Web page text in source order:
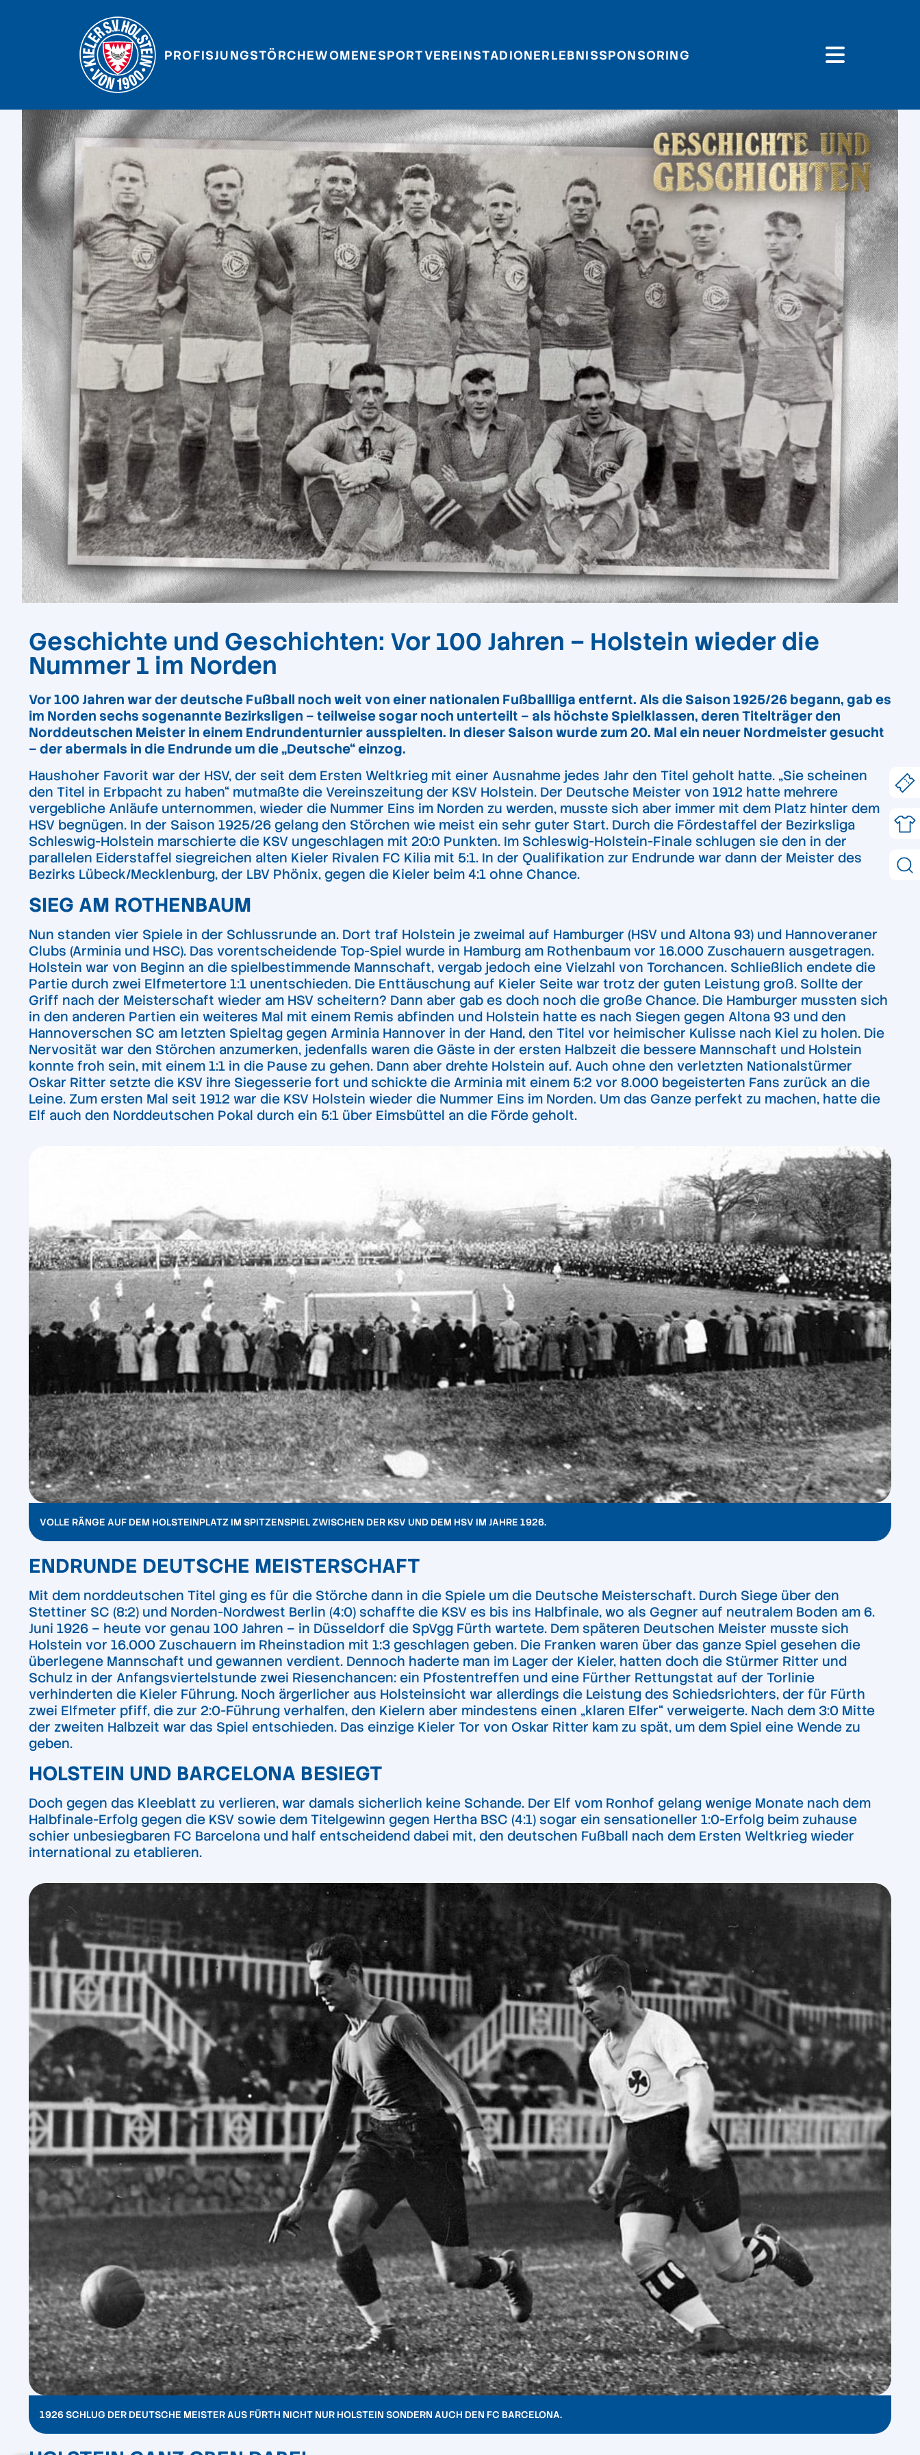
PROFISJUNGSTÖRCHEWOMENESPORTVEREINSTADIONERLEBNISSPONSORING
Geschichte und Geschichten: Vor 100 Jahren – Holstein wieder die
Nummer 1 im Norden
Vor 100 Jahren war der deutsche Fußball noch weit von einer nationalen Fußballliga entfernt. Als die Saison 1925/26 begann, gab es
im Norden sechs sogenannte Bezirksligen – teilweise sogar noch unterteilt – als höchste Spielklassen, deren Titelträger den
Norddeutschen Meister in einem Endrundenturnier ausspielten. In dieser Saison wurde zum 20. Mal ein neuer Nordmeister gesucht
– der abermals in die Endrunde um die „Deutsche“ einzog.
Haushoher Favorit war der HSV, der seit dem Ersten Weltkrieg mit einer Ausnahme jedes Jahr den Titel geholt hatte. „Sie scheinen
den Titel in Erbpacht zu haben“ mutmaßte die Vereinszeitung der KSV Holstein. Der Deutsche Meister von 1912 hatte mehrere
vergebliche Anläufe unternommen, wieder die Nummer Eins im Norden zu werden, musste sich aber immer mit dem Platz hinter dem
HSV begnügen. In der Saison 1925/26 gelang den Störchen wie meist ein sehr guter Start. Durch die Fördestaffel der Bezirksliga
Schleswig-Holstein marschierte die KSV ungeschlagen mit 20:0 Punkten. Im Schleswig-Holstein-Finale schlugen sie den in der
parallelen Eiderstaffel siegreichen alten Kieler Rivalen FC Kilia mit 5:1. In der Qualifikation zur Endrunde war dann der Meister des
Bezirks Lübeck/Mecklenburg, der LBV Phönix, gegen die Kieler beim 4:1 ohne Chance.
SIEG AM ROTHENBAUM
Nun standen vier Spiele in der Schlussrunde an. Dort traf Holstein je zweimal auf Hamburger (HSV und Altona 93) und Hannoveraner
Clubs (Arminia und HSC). Das vorentscheidende Top-Spiel wurde in Hamburg am Rothenbaum vor 16.000 Zuschauern ausgetragen.
Holstein war von Beginn an die spielbestimmende Mannschaft, vergab jedoch eine Vielzahl von Torchancen. Schließlich endete die
Partie durch zwei Elfmetertore 1:1 unentschieden. Die Enttäuschung auf Kieler Seite war trotz der guten Leistung groß. Sollte der
Griff nach der Meisterschaft wieder am HSV scheitern? Dann aber gab es doch noch die große Chance. Die Hamburger mussten sich
in den anderen Partien ein weiteres Mal mit einem Remis abfinden und Holstein hatte es nach Siegen gegen Altona 93 und den
Hannoverschen SC am letzten Spieltag gegen Arminia Hannover in der Hand, den Titel vor heimischer Kulisse nach Kiel zu holen. Die
Nervosität war den Störchen anzumerken, jedenfalls waren die Gäste in der ersten Halbzeit die bessere Mannschaft und Holstein
konnte froh sein, mit einem 1:1 in die Pause zu gehen. Dann aber drehte Holstein auf. Auch ohne den verletzten Nationalstürmer
Oskar Ritter setzte die KSV ihre Siegesserie fort und schickte die Arminia mit einem 5:2 vor 8.000 begeisterten Fans zurück an die
Leine. Zum ersten Mal seit 1912 war die KSV Holstein wieder die Nummer Eins im Norden. Um das Ganze perfekt zu machen, hatte die
Elf auch den Norddeutschen Pokal durch ein 5:1 über Eimsbüttel an die Förde geholt.
VOLLE RÄNGE AUF DEM HOLSTEINPLATZ IM SPITZENSPIEL ZWISCHEN DER KSV UND DEM HSV IM JAHRE 1926.
ENDRUNDE DEUTSCHE MEISTERSCHAFT
Mit dem norddeutschen Titel ging es für die Störche dann in die Spiele um die Deutsche Meisterschaft. Durch Siege über den
Stettiner SC (8:2) und Norden-Nordwest Berlin (4:0) schaffte die KSV es bis ins Halbfinale, wo als Gegner auf neutralem Boden am 6.
Juni 1926 – heute vor genau 100 Jahren – in Düsseldorf die SpVgg Fürth wartete. Dem späteren Deutschen Meister musste sich
Holstein vor 16.000 Zuschauern im Rheinstadion mit 1:3 geschlagen geben. Die Franken waren über das ganze Spiel gesehen die
überlegene Mannschaft und gewannen verdient. Dennoch haderte man im Lager der Kieler, hatten doch die Stürmer Ritter und
Schulz in der Anfangsviertelstunde zwei Riesenchancen: ein Pfostentreffen und eine Fürther Rettungstat auf der Torlinie
verhinderten die Kieler Führung. Noch ärgerlicher aus Holsteinsicht war allerdings die Leistung des Schiedsrichters, der für Fürth
zwei Elfmeter pfiff, die zur 2:0-Führung verhalfen, den Kielern aber mindestens einen „klaren Elfer“ verweigerte. Nach dem 3:0 Mitte
der zweiten Halbzeit war das Spiel entschieden. Das einzige Kieler Tor von Oskar Ritter kam zu spät, um dem Spiel eine Wende zu
geben.
HOLSTEIN UND BARCELONA BESIEGT
Doch gegen das Kleeblatt zu verlieren, war damals sicherlich keine Schande. Der Elf vom Ronhof gelang wenige Monate nach dem
Halbfinale-Erfolg gegen die KSV sowie dem Titelgewinn gegen Hertha BSC (4:1) sogar ein sensationeller 1:0-Erfolg beim zuhause
schier unbesiegbaren FC Barcelona und half entscheidend dabei mit, den deutschen Fußball nach dem Ersten Weltkrieg wieder
international zu etablieren.
1926 SCHLUG DER DEUTSCHE MEISTER AUS FÜRTH NICHT NUR HOLSTEIN SONDERN AUCH DEN FC BARCELONA.